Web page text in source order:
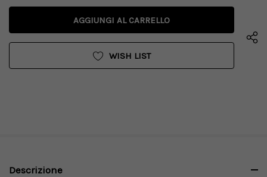
QUANTITÀ
UNDEFINED
DI
UNDEFINED
WISH LIST
Descrizione